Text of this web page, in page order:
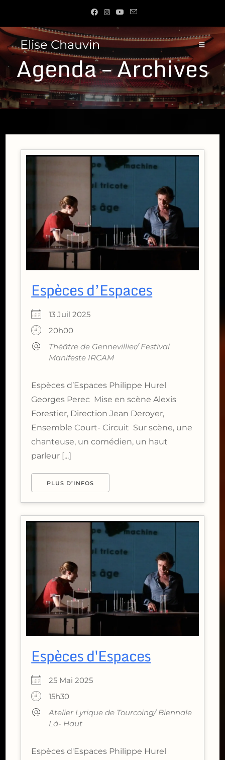
content
Elise Chauvin
Agenda – Archives
Espèces d’Espaces
13 Juil 2025
20h00
Théâtre de Gennevillier/ Festival
Manifeste IRCAM
Espèces d’Espaces Philippe Hurel
Georges Perec Mise en scène Alexis
Forestier, Direction Jean Deroyer,
Ensemble Court- Circuit Sur scène, une
chanteuse, un comédien, un haut
parleur [...]
PLUS D’INFOS
Espèces d'Espaces
25 Mai 2025
15h30
Atelier Lyrique de Tourcoing/ Biennale
Là- Haut
Espèces d'Espaces Philippe Hurel